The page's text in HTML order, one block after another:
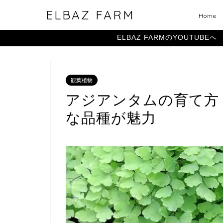
ELBAZ FARM Home
ELBAZ FARMのYOUTUBEへ
観葉植物
アジアンタムの育て
な品種が魅力